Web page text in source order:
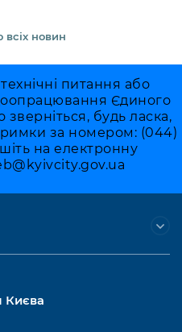
новин
питання або
Єдиного
будь ласка,
за номером: (044)
на електронну
Києва